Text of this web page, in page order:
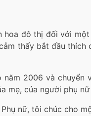
hoa đô thị đối với
thấy bắt đầu thích
năm 2006 và
mẹ, của người phụ
nữ, tôi chúc cho